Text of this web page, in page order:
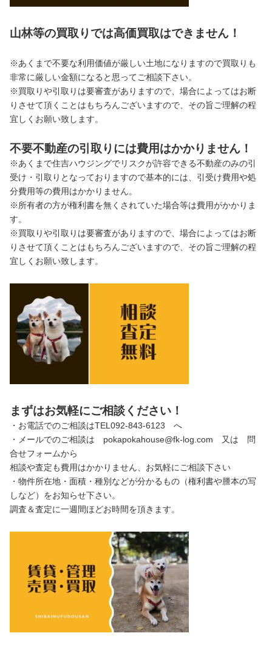
山林等の買取りでは高価買取はできません！
※あくまで不要な利用価値が厳しい土地になりますので買取りも
非常に厳しい金額になると思ってご相談下さい。
※買取りや引取りは要審査がありますので、場合によってはお断
りさせて頂くことはもちろんございますので、その旨ご理解の程
宜しくお願い致します。
不要不動産の引取りには費用はかかりません！
※あくまで住吉ハウジングでリスクが許容できる不動産のみの引
受け・引取りとなっておりますので基本的には、引受け費用や処
分費用等の費用はかかりません。
※所有者の方が権利書を無くされていた場合等は費用がかかりま
す。
※買取りや引取りは要審査がありますので、場合によってはお断
りさせて頂くことはもちろんございますので、その旨ご理解の程
宜しくお願い致します。
まずはお気軽にご相談ください！
・お電話でのご相談はTEL092-843-6123 へ
・メールでのご相談は pokapokahouse@fk-log.com 又は 問
合せフォームから
相談や査定も費用はかかりません、お気軽にご相談下さい
・物件所在地・面積・種別などが分かるもの（権利書や謄本の写
しなど）をお知らせ下さい。
調査＆査定に一週間ほどお時間を頂きます。